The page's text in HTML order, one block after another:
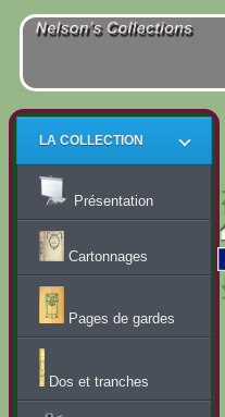
LA COLLECTION
Présentation
Cartonnages
Pages de gardes
Dos et tranches